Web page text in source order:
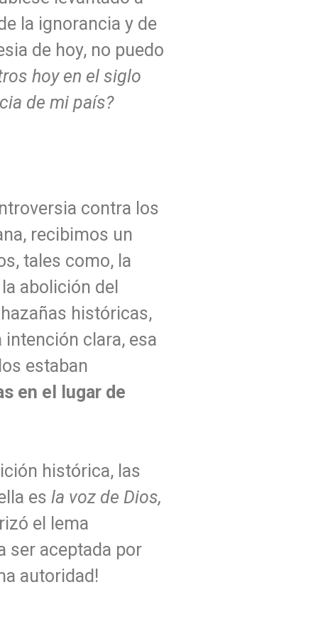
la ignorancia y de
de hoy, no puedo
hoy en el siglo
de mi país?
contra los
recibimos un
tales como, la
abolición del
históricas,
clara, esa
estaban
en el lugar de
histórica, las
es la voz de Dios,
el lema
ser aceptada por
autoridad!